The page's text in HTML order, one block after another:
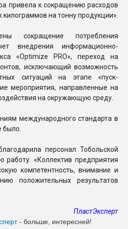
привела к сокращению расходов
на тонну продукции».
сокращение потребления
внедрения информационно-
«Optimize PRO», переход на
исключающий возможность
ситуаций на этапе «пуск-
мероприятия, направленные на
на окружающую среду.
международного стандарта в
было.
персонал Тобольской
работу: «Коллектив предприятия
компетентность, внимание и
положительных результатов
ПластЭксперт
- больше, интересней!